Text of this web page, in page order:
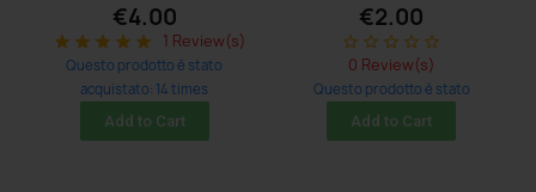
€4.00
star star star star star 1 Review(s)
Questo prodotto è stato
acquistato: 14 times
Add to Cart
€2.00
star_border star_border star_border star_border star_border
0 Review(s)
Questo prodotto è stato
acquistato: 17 times
Add to Cart